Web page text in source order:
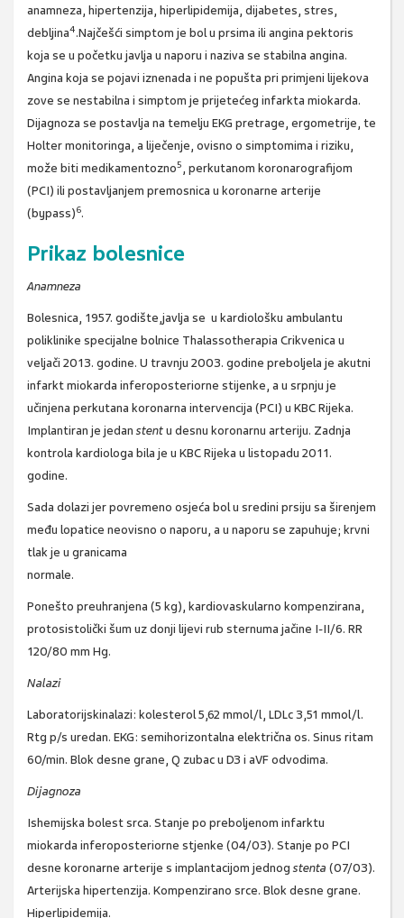
anamneza, hipertenzija, hiperlipidemija, dijabetes, stres,
debljina4.Najčešći simptom je bol u prsima ili angina pektoris
koja se u početku javlja u naporu i naziva se stabilna angina.
Angina koja se pojavi iznenada i ne popušta pri primjeni lijekova
zove se nestabilna i simptom je prijetećeg infarkta miokarda.
Dijagnoza se postavlja na temelju EKG pretrage, ergometrije, te
Holter monitoringa, a liječenje, ovisno o simptomima i riziku,
može biti medikamentozno5, perkutanom koronarografijom
(PCI) ili postavljanjem premosnica u koronarne arterije
(bypass)6.
Prikaz bolesnice
Anamneza
Bolesnica, 1957. godište,javlja se u kardiološku ambulantu
poliklinike specijalne bolnice Thalassotherapia Crikvenica u
veljači 2013. godine. U travnju 2003. godine preboljela je akutni
infarkt miokarda inferoposteriorne stijenke, a u srpnju je
učinjena perkutana koronarna intervencija (PCI) u KBC Rijeka.
Implantiran je jedan stentu desnu koronarnu arteriju. Zadnja
kontrola kardiologa bila je u KBC Rijeka u listopadu 2011.
godine.
Sada dolazi jer povremeno osjeća bol u sredini prsiju sa širenjem
među lopatice neovisno o naporu, a u naporu se zapuhuje; krvni
tlak je u granicama
Ponešto preuhranjena (5 kg), kardiovaskularno kompenzirana,
protosistolički šum uz donji lijevi rub sternuma jačine I-II/6. RR
120/80 mm Hg.
Nalazi
Laboratorijskinalazi: kolesterol 5,62 mmol/l, LDLc 3,51 mmol/l.
Rtg p/s uredan. EKG: semihorizontalna električna os. Sinus ritam
60/min. Blok desne grane, Q zubac u D3 i aVF odvodima.
Dijagnoza
Ishemijska bolest srca. Stanje po preboljenom infarktu
miokarda inferoposteriorne stjenke (04/03). Stanje po PCI
desne koronarne arterije s implantacijom jednog stenta (07/03).
Arterijska hipertenzija. Kompenzirano srce. Blok desne grane.
Hiperlipidemija.